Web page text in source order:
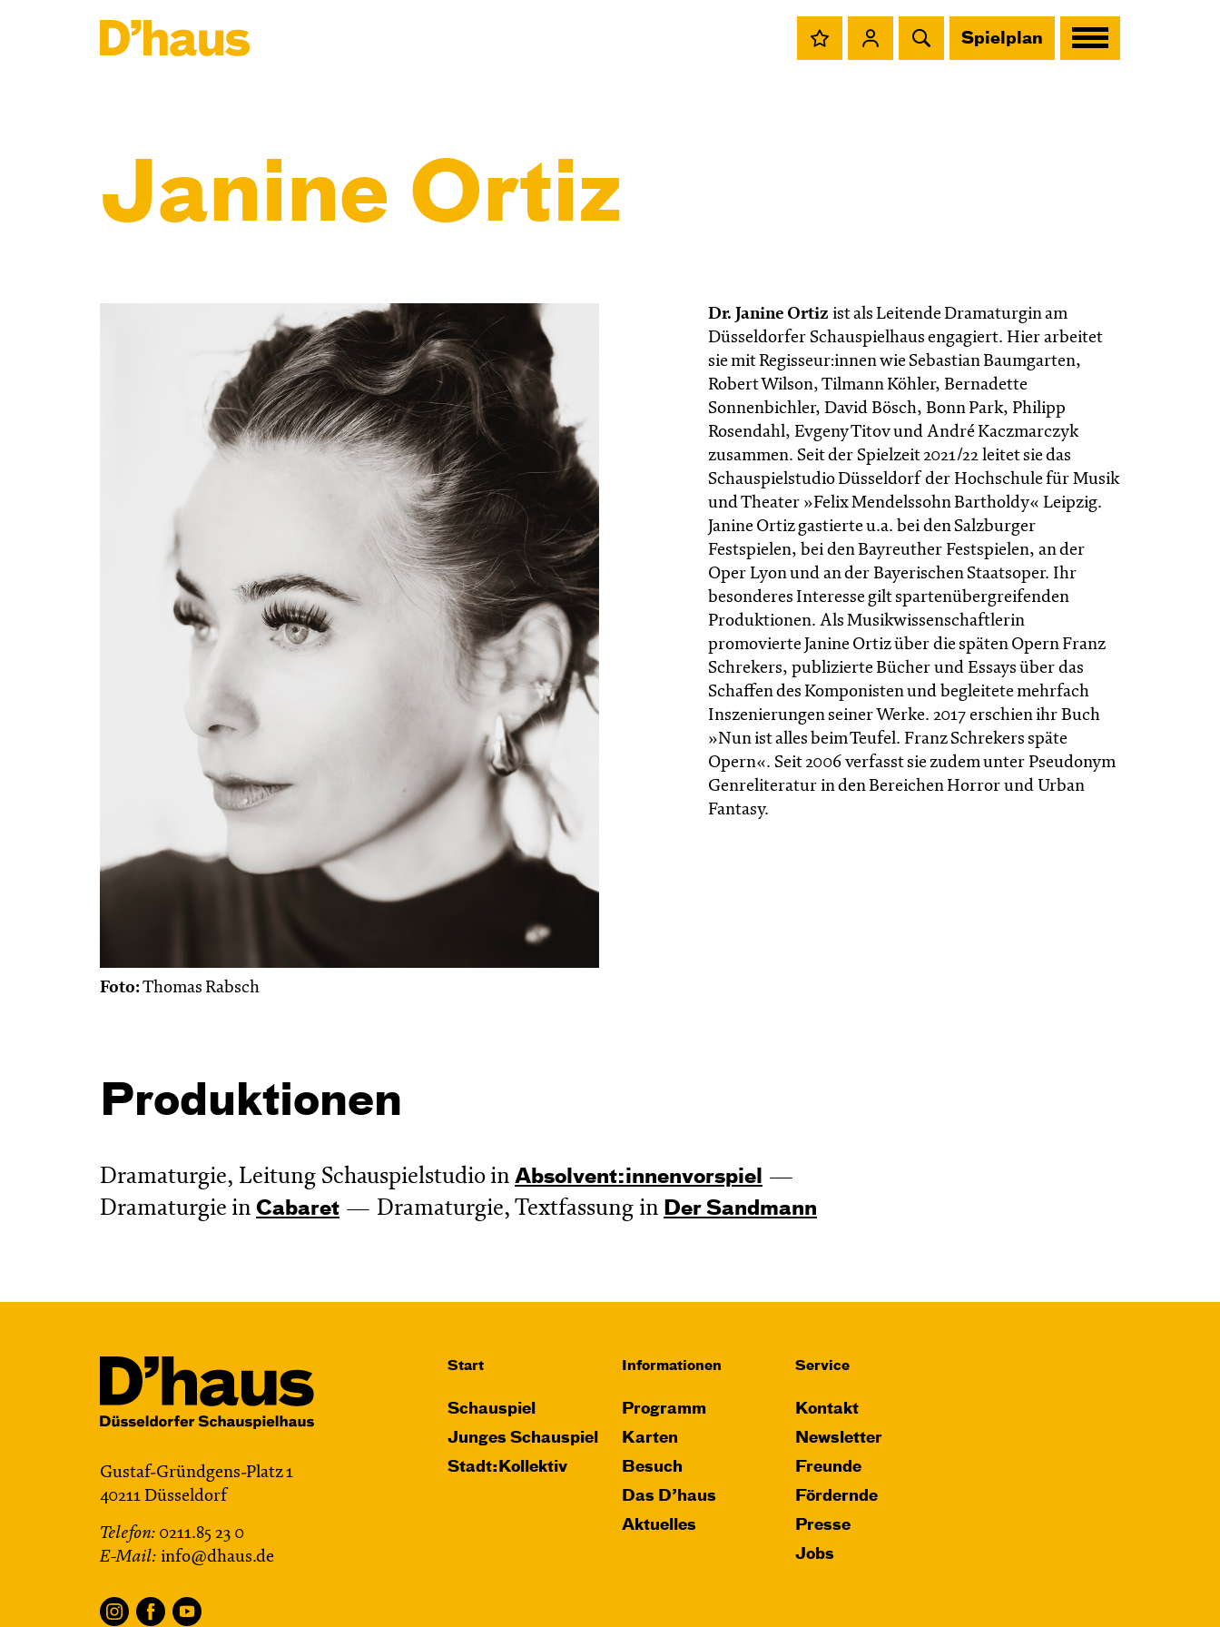
Spielplan
Janine Ortiz
Foto:Thomas Rabsch
Dr. Janine Ortiz ist als Leitende Dramaturgin am
Düsseldorfer Schauspielhaus engagiert. Hier arbeitet
sie mit Regisseur:innen wie Sebastian Baumgarten,
Robert Wilson, Tilmann Köhler, Bernadette
Sonnenbichler, David Bösch, Bonn Park, Philipp
Rosendahl, Evgeny Titov und André Kaczmarczyk
zusammen. Seit der Spielzeit 2021/22 leitet sie das
Schauspielstudio Düsseldorf der Hochschule für Musik
und Theater »Felix Mendelssohn Bartholdy« Leipzig.
Janine Ortiz gastierte u.a. bei den Salzburger
Festspielen, bei den Bayreuther Festspielen, an der
Oper Lyon und an der Bayerischen Staatsoper. Ihr
besonderes Interesse gilt spartenübergreifenden
Produktionen. Als Musikwissenschaftlerin
promovierte Janine Ortiz über die späten Opern Franz
Schrekers, publizierte Bücher und Essays über das
Schaffen des Komponisten und begleitete mehrfach
Inszenierungen seiner Werke. 2017 erschien ihr Buch
»Nun ist alles beim Teufel. Franz Schrekers späte
Opern«. Seit 2006 verfasst sie zudem unter Pseudonym
Genreliteratur in den Bereichen Horror und Urban
Fantasy.
Produktionen
Dramaturgie, Leitung Schauspielstudio in Absol­vent:innen­vor­spiel
Dramaturgie in Cabaret Dramaturgie, Textfassung in Der Sandmann
Gustaf-Gründgens-Platz 1
40211 Düsseldorf
Telefon: 0211.85 23 0
E-Mail: info@dhaus.de
Start
Schauspiel
Junges Schauspiel
Stadt:Kollektiv
Informationen
Programm
Karten
Besuch
Das D’haus
Aktuelles
Service
Kontakt
Newsletter
Freunde
Fördernde
Presse
Jobs